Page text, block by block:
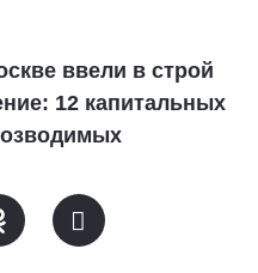
ввели в строй
12 капитальных